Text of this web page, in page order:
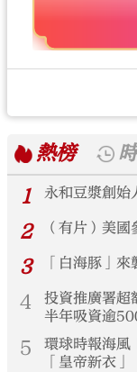
熱榜
1
永和豆漿創
2 （有片）美
3 「白海豚」
4
投資推廣署
半年吸資逾
5
環球時報海風
「皇帝新衣」